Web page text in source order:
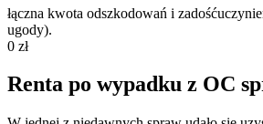
łączna kwota odszkodowań i
ugody).
0 zł
Renta po wypadku z OC